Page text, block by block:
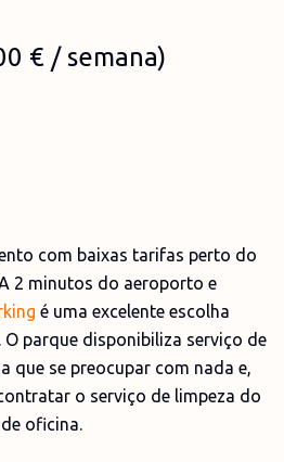
€ / semana)
com baixas tarifas perto do
2 minutos do aeroporto e
é uma excelente escolha
parque disponibiliza serviço de
que se preocupar com nada e,
o serviço de limpeza do
oficina.